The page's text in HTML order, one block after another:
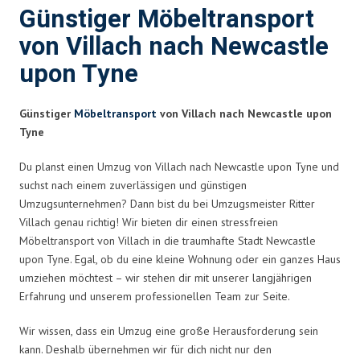
Günstiger Möbeltransport
von Villach nach Newcastle
upon Tyne
Günstiger Möbeltransport von Villach nach Newcastle upon
Tyne
Du planst einen Umzug von Villach nach Newcastle upon Tyne und
suchst nach einem zuverlässigen und günstigen
Umzugsunternehmen? Dann bist du bei Umzugsmeister Ritter
Villach genau richtig! Wir bieten dir einen stressfreien
Möbeltransport von Villach in die traumhafte Stadt Newcastle
upon Tyne. Egal, ob du eine kleine Wohnung oder ein ganzes Haus
umziehen möchtest – wir stehen dir mit unserer langjährigen
Erfahrung und unserem professionellen Team zur Seite.
Wir wissen, dass ein Umzug eine große Herausforderung sein
kann. Deshalb übernehmen wir für dich nicht nur den